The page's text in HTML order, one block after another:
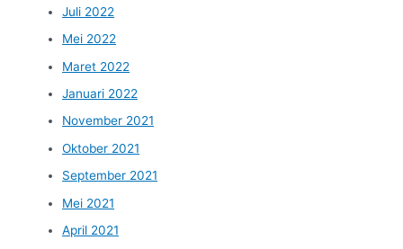
Juli 2022
Mei 2022
Maret 2022
Januari 2022
November 2021
Oktober 2021
September 2021
Mei 2021
April 2021